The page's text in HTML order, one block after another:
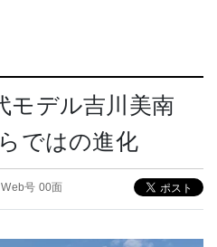
モデル吉川美南
ではの進化
号 00面